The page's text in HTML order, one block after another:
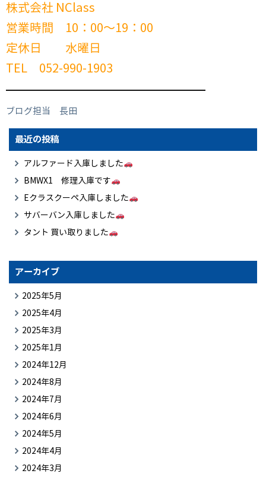
株式会社 NClass
営業時間 10：00～19：00
定休日 水曜日
TEL 052-990-1903
━━━━━━━━━━━━━━━━━━━━━━━━
ブログ担当 長田
最近の投稿
アルファード入庫しました
BMWX1 修理入庫です
Eクラスクーペ入庫しました
サバーバン入庫しました
タント 買い取りました
アーカイブ
2025年5月
2025年4月
2025年3月
2025年1月
2024年12月
2024年8月
2024年7月
2024年6月
2024年5月
2024年4月
2024年3月